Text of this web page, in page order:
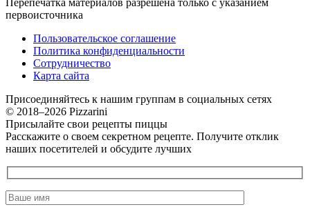
первоисточника
Пользовательское соглашение
Политика конфиденциальности
Сотрудничество
Карта сайта
Присоединяйтесь к нашим группам в социальных сетях
© 2018–2026 Pizzarini
Присылайте свои рецепты пиццы
Расскажите о своем секретном рецепте. Получите отклик
наших посетителей и обсудите лучших